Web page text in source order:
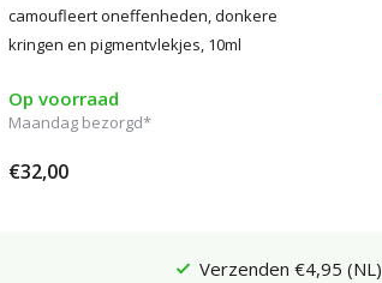
camoufleert oneffenheden, donkere
kringen en pigmentvlekjes, 10ml
Op voorraad
Maandag bezorgd*
€32,00
Verzenden €4,95 (NL)